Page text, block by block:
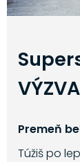
VÝZVA
Premeň
Túžiš po